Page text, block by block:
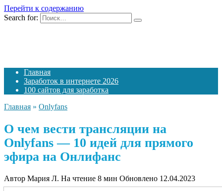
Перейти к содержанию
Search for:
Главная
Заработок в интернете 2026
100 сайтов для заработка
Главная » Onlyfans
О чем вести трансляции на
Onlyfans — 10 идей для прямого
эфира на Онлифанс
Автор Мария Л. На чтение 8 мин Обновлено 12.04.2023